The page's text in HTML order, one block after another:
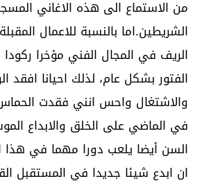
من الاستماع الى هذه الاغاني
الشريطين.اما بالنسبة للاعمال
الريف في المجال الفني مؤخرا ركودا
الفتور بشكل عام، لذلك احيانا افقد
والاشتغال واحس انني فقدت
في الماضي على الخلق والابداع
السن أيضا يلعب دورا مهما في هذا
ان ابدع شيئا جديدا في المستقبل